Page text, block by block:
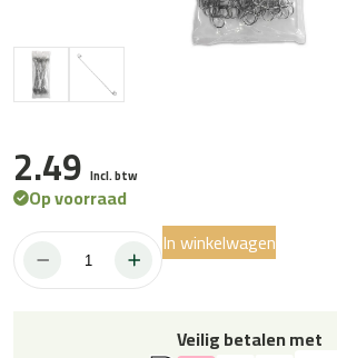
2.49 Incl. btw
Op voorraad
Binddraadjes
cm
In winkelwagen
Veilig betalen met